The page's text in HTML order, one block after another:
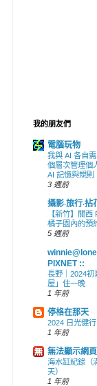
我的朋友們
電腦玩物
我與 AI 各自
個層次管理個
AI 記憶與規則
3 週前
攝影‧旅行‧
【新竹】關
橘子園內的預
5 週前
PIXNET ::
長野｜2024初
屋」住一晚
1 年前
停格在那天
2024 日光健
1 年前
無法顯示網頁
海水缸紀錄（
天）
1 年前